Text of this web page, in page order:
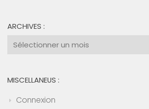
ARCHIVES :
Archives
MISCELLANEUS :
Connexion